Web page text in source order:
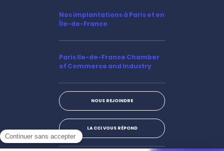
Nos implantations à Paris et en
Île-de-France
Paris Ile-de-France Chamber
of Commerce and Industry
NOUS REJOINDRE
LA CCI VOUS RÉPOND